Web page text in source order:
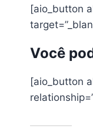
[aio_button
Você
[aio_button